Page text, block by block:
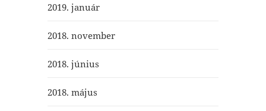
2019. január
2018. november
2018. június
2018. május